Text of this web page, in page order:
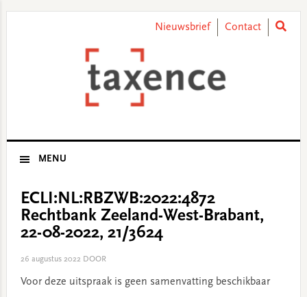
Nieuwsbrief Contact
MENU
ECLI:NL:RBZWB:2022:4872
Rechtbank Zeeland-West-Brabant,
22-08-2022, 21/3624
26 augustus 2022DOOR
Voor deze uitspraak is geen samenvatting beschikbaar